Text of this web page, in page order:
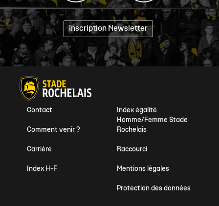
Inscription Newsletter "
Index égalité
Homme/Femme Stade
Rochelais
Contact
Comment venir ?
Raccourci
Carrière
Mentions légales
Index H-F
Protection des données